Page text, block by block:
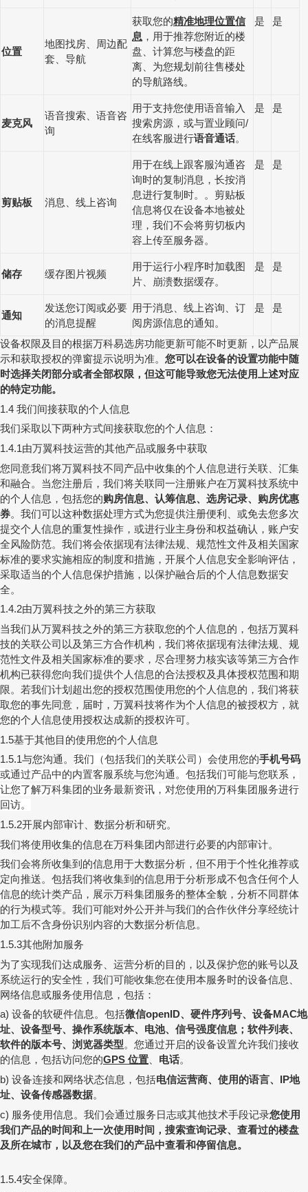
位置
地图找房、周边配
套、导航
获取您的精准地理位置信
息 ，用于推荐您附近的楼
盘、计算您与楼盘的距
离、为您规划前往售楼处
的导航路线。
是 是
麦克风
语音搜索、语音咨
询
用于支持您使用语音输入
搜索房源，或与置业顾问/
在线客服进行语音通话。
是 是
剪贴板 消息、线上咨询
用于在线上跟客服沟通咨
询时的复制消息，长按消
息进行复制时。。剪贴板
信息将仅在设备本地被处
理，我们不会将剪切板内
容上传至服务器。
是 是
储存 缓存图片视频
用于运行小程序时加载图
片、崩溃数据缓存。
是 是
通知
发送您订阅或必要
的消息提醒
用于消息、线上咨询、订
阅房源信息的通知。
是 是
设备权限及目的根据万科易选房功能更新可能不时更新，以产品展
示和获取授权的弹窗提示说明为准。 您可以在设备的设置功能中随
时选择关闭部分或者全部权限，但这可能导致您无法使用上述对应
的特定功能。
1.4 我们间接获取的个人信息
我们采取以下两种方式间接获取您的个人信息：
1.4.1由万翼科技运营的其他产品或服务中获取
您同意我们将万翼科技不同产品中收集的个人信息进行关联、汇集
和融合。当您注册后，我们将关联同一注册账户在万翼科技系统中
的个人信息，包括您的购房信息、认筹信息、选房记录、购房优惠
券。我们可以这种数据处理方式为您提供注册便利、或免去您多次
提交个人信息的重复性操作，或进行业主身份和权益确认，账户安
全风险防范。我们将会依据现有法律法规、规范性文件及相关国家
标准的要求实施相应的制度和措施，开展个人信息安全影响评估，
采取适当的个人信息保护措施，以保护融合后的个人信息数据安
全。
1.4.2由万翼科技之外的第三方获取
当我们从万翼科技之外的第三方获取您的个人信息的，包括万翼科
技的关联公司以及第三方合作机构，我们将依据现有法律法规、规
范性文件及相关国家标准的要求，尽合理努力核实该等第三方合作
机构已获得您向我们提供个人信息的合法授权及具体授权范围和期
限。若我们计划超出您的授权范围使用您的个人信息的，我们将获
取您的事先同意，届时，万翼科技将作为个人信息的被授权方，就
您的个人信息使用授权达成新的授权许可。
1.5基于其他目的使用您的个人信息
1.5.1与您沟通。 我们（包括我们的关联公司）会使用您的手机号码
或通过产品中的内置客服系统与您沟通。包括我们可能与您联系，
让您了解万科集团的业务最新资讯，对您使用的万科集团服务进行
回访。
1.5.2开展内部审计、数据分析和研究。
我们将使用收集的信息在万科集团内部进行必要的内部审计。
我们会将所收集到的信息用于大数据分析，但不用于个性化推荐或
定向推送。包括我们将收集到的信息用于分析形成不包含任何个人
信息的统计类产品，展示万科集团服务的整体全貌，分析不同群体
的行为模式等。我们可能对外公开并与我们的合作伙伴分享经统计
加工后不含身份识别内容的大数据分析信息。
1.5.3其他附加服务
为了实现我们达成服务、运营分析的目的，以及保护您的账号以及
系统运行的安全性，我们可能收集您在使用本服务时的设备信息、
网络信息或服务使用信息，包括：
a) 设备的软硬件信息。包括微信openID、硬件序列号、设备MAC地
址、设备型号、操作系统版本、电池、信号强度信息；软件列表、
软件的版本号、浏览器类型。您通过开启的设备设置允许我们接收
的信息，包括访问您的GPS 位置、 电话。
b) 设备连接和网络状态信息，包括电信运营商、使用的语言、 IP地
址、设备传感器数据。
c) 服务使用信息。我们会通过服务日志或其他技术手段记录您使用
我们产品的时间和上一次使用时间，搜索查询记录、查看过的楼盘
及所在城市，以及您在我们的产品中查看和停留信息。
1.5.4安全保障。